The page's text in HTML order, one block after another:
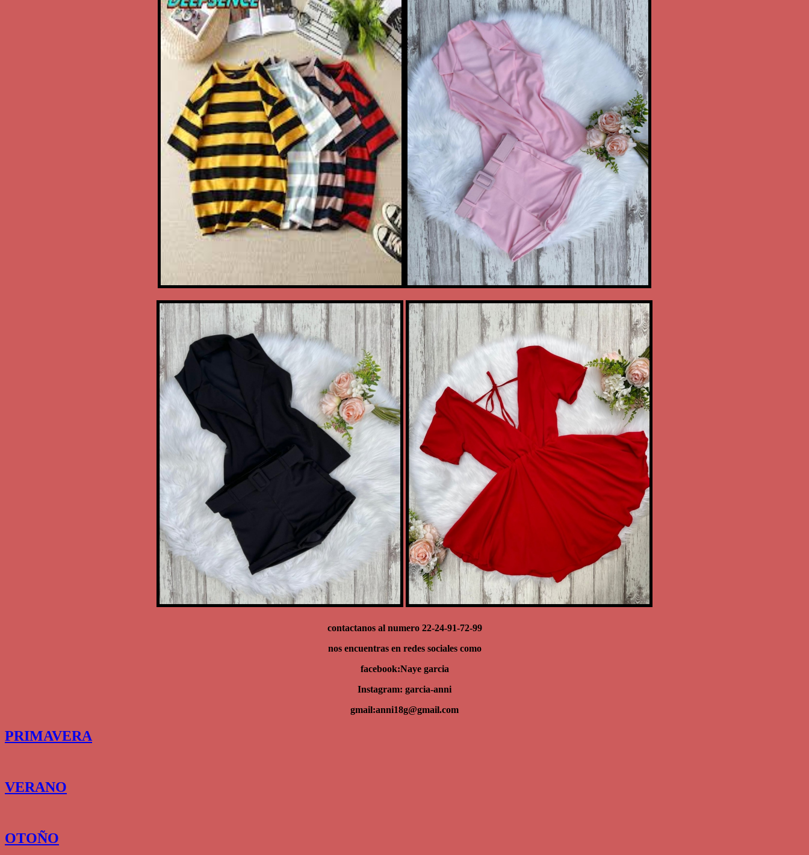
contactanos al numero 22-24-91-72-99
nos encuentras en redes sociales como
facebook:Naye garcia
Instagram: garcia-anni
gmail:anni18g@gmail.com
PRIMAVERA
VERANO
OTOÑO